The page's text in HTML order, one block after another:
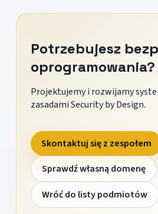
Potrzebujesz
oprogramowania?
Projektujemy i rozwijamy
zasadami Security by Design.
Skontaktuj się z zespołem
Sprawdź własną domenę
Wróć do listy podmiotów